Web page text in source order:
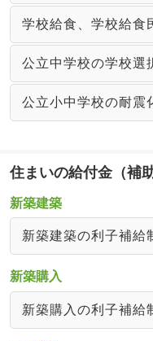
学校給食、学校給食
公立中学校の学校選
公立小中学校の耐震
住まいの給付金（補
新築建築
新築建築の利子補給
新築購入
新築購入の利子補給